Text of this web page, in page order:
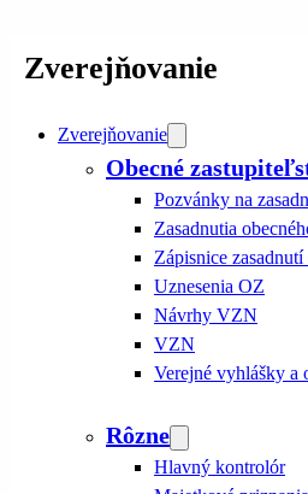
Zverejňovanie
Zverejňovanie
Obecné
Pozvánky na
Zasadnutia
Zápisnice
Uznesenia OZ
Návrhy VZN
VZN
Verejné vyhlášky a
Rôzne
Hlavný kontrolór